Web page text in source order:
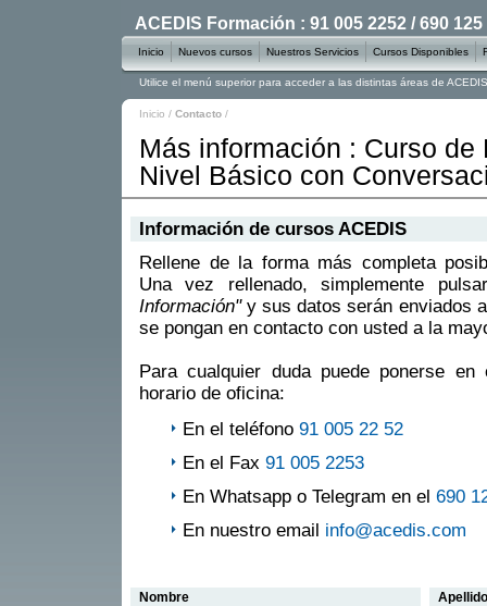
Inicio / Contacto /
Más información : Curso de
Nivel Básico con
Información de cursos ACEDIS
Rellene de la forma más completa
Una vez rellenado, simplemente
Información"y sus datos serán enviados
se pongan en contacto con usted a la
Para cualquier duda puede ponerse
horario de oficina:
En el teléfono 91 005 22 52
En el Fax 91 005 2253
En Whatsapp o Telegram en el 690
En nuestro email info@acedis.com
Nombre
ACEDIS Formación : 91 005 2252 / 690 125
Inicio Nuevos cursos Nuestros Servicios Cursos Disponibles
Utilice el menú superior para acceder a las distintas áreas de